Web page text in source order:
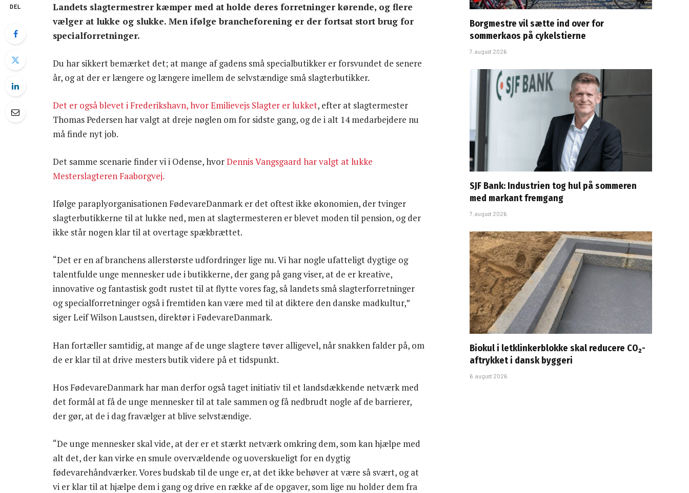
DEL
Landets slagtermestrer kæmper med at holde deres forretninger kørende, og flere
vælger at lukke og slukke. Men ifølge brancheforening er der fortsat stort brug for
specialforretninger.
Du har sikkert bemærket det; at mange af gadens små specialbutikker er forsvundet de senere
år, og at der er længere og længere imellem de selvstændige små slagterbutikker.
Det er også blevet i Frederikshavn, hvor Emilievejs Slagter er lukket, efter at slagtermester
Thomas Pedersen har valgt at dreje nøglen om for sidste gang, og de i alt 14 medarbejdere nu
må finde nyt job.
Det samme scenarie finder vi i Odense, hvorDennis Vangsgaard har valgt at lukke
Mesterslagteren Faaborgvej.
Ifølge paraplyorganisationen FødevareDanmark er det oftest ikke økonomien, der tvinger
slagterbutikkerne til at lukke ned, men at slagtermesteren er blevet moden til pension, og der
ikke står nogen klar til at overtage spækbrættet.
“Det er en af branchens allerstørste udfordringer lige nu. Vi har nogle ufatteligt dygtige og
talentfulde unge mennesker ude i butikkerne, der gang på gang viser, at de er kreative,
innovative og fantastisk godt rustet til at flytte vores fag, så landets små slagterforretninger
og specialforretninger også i fremtiden kan være med til at diktere den danske madkultur,”
siger Leif Wilson Laustsen, direktør i FødevareDanmark.
Han fortæller samtidig, at mange af de unge slagtere tøver alligevel, når snakken falder på, om
de er klar til at drive mesters butik videre på et tidspunkt.
Hos FødevareDanmark har man derfor også taget initiativ til et landsdækkende netværk med
det formål at få de unge mennesker til at tale sammen og få nedbrudt nogle af de barrierer,
der gør, at de i dag fravælger at blive selvstændige.
“De unge mennesker skal vide, at der er et stærkt netværk omkring dem, som kan hjælpe med
alt det, der kan virke en smule overvældende og uoverskueligt for en dygtig
fødevarehåndværker. Vores budskab til de unge er, at det ikke behøver at være så svært, og at
vi er klar til at hjælpe dem i gang og drive en række af de opgaver, som lige nu holder dem fra
Borgmestre vil sætte ind over for
sommerkaos på cykelstierne
7. august 2026
SJF Bank: Industrien tog hul på sommeren
med markant fremgang
7. august 2026
Biokul i letklinkerblokke skal reducere CO₂-
aftrykket i dansk byggeri
6. august 2026